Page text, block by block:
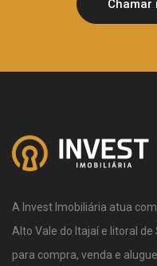
Chamar
A Invest Imobiliária atua
Alto Vale do Itajaí e litoral
para compra, venda e